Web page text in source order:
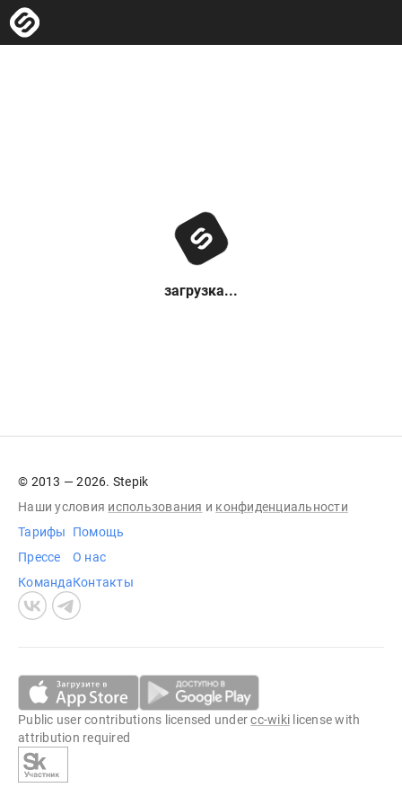
загрузка...
© 2013 — 2026. Stepik
Наши условия использования и конфиденциальности
Тарифы
Прессе
Команда
Помощь
О нас
Контакты
Public user contributions licensed undercc-wiki license with
attribution required